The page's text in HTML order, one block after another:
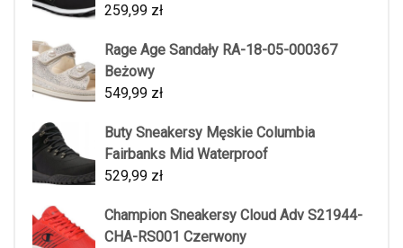
259,99 zł
Rage Age Sandały RA-18-05-000367
Beżowy
549,99 zł
Buty Sneakersy Męskie Columbia
Fairbanks Mid Waterproof
529,99 zł
Champion Sneakersy Cloud Adv S21944-
CHA-RS001 Czerwony